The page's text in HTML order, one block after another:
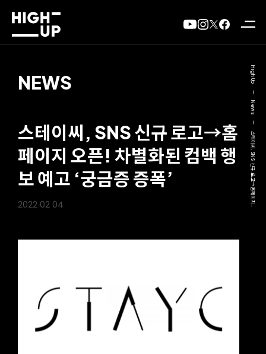
NEWS
스테이씨, SNS 신규 로고→홈
페이지 오픈! 차별화된 컴백 행
보 예고 ‘궁금증 증폭’
2022 02 04
High Up
—
News
스테이씨, SNS 신규 로고→홈페이지..